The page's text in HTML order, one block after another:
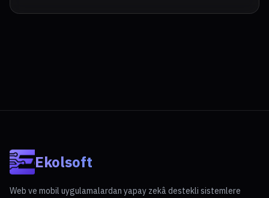
Ekolsoft
Web ve mobil uygulamalardan yapay zekâ destekli sistemlere